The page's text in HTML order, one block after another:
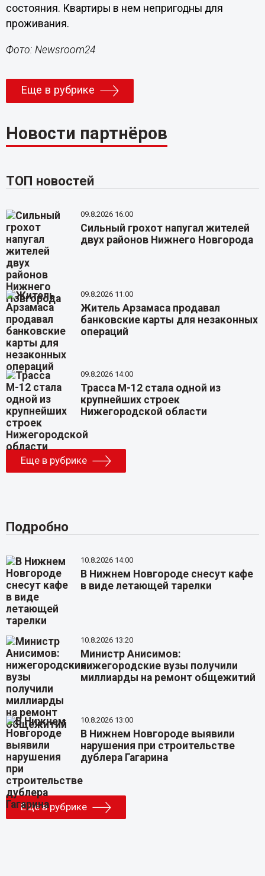
состояния. Квартиры в нем непригодны для
проживания.
Фото: Newsroom24
Еще в рубрике
Новости партнёров
ТОП новостей
09.8.2026 16:00
Сильный грохот напугал жителей
двух районов Нижнего Новгорода
09.8.2026 11:00
Житель Арзамаса продавал
банковские карты для незаконных
операций
09.8.2026 14:00
Трасса М-12 стала одной из
крупнейших строек
Нижегородской области
Еще в рубрике
Подробно
10.8.2026 14:00
В Нижнем Новгороде снесут кафе
в виде летающей тарелки
10.8.2026 13:20
Министр Анисимов:
нижегородские вузы получили
миллиарды на ремонт общежитий
10.8.2026 13:00
В Нижнем Новгороде выявили
нарушения при строительстве
дублера Гагарина
Еще в рубрике